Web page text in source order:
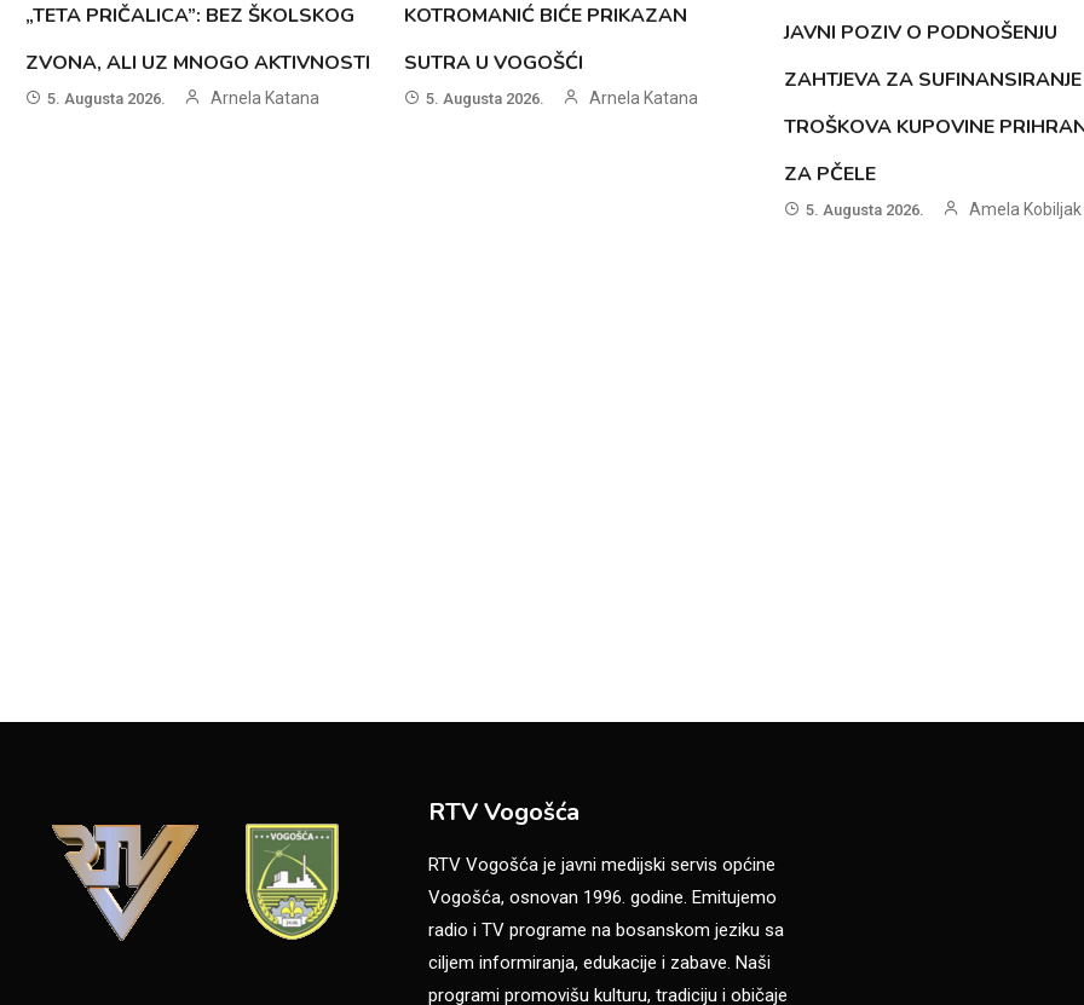
„TETA PRIČALICA”: BEZ ŠKOLSKOG
ZVONA, ALI UZ MNOGO AKTIVNOSTI
5. Augusta 2026. Arnela Katana
KOTROMANIĆ BIĆE PRIKAZAN
SUTRA U VOGOŠĆI
5. Augusta 2026. Arnela Katana
JAVNI POZIV O PODNOŠENJU
ZAHTJEVA ZA SUFINANSIRANJE
TROŠKOVA KUPOVINE
ZA PČELE
5. Augusta 2026. Amela Kobiljak
RTV Vogošća
RTV Vogošća je javni medijski servis općine
Vogošća, osnovan 1996. godine. Emitujemo
radio i TV programe na bosanskom jeziku sa
ciljem informiranja, edukacije i zabave. Naši
programi promovišu kulturu, tradiciju i običaje